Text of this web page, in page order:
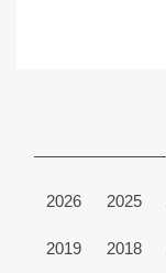
2026 2025
2019 2018